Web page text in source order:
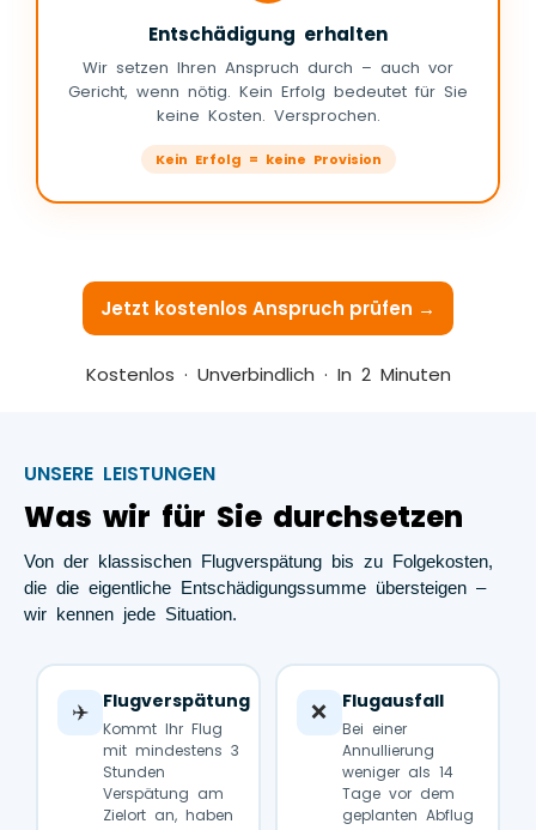
Entschädigung erhalten
Wir setzen Ihren Anspruch durch – auch vor
Gericht, wenn nötig. Kein Erfolg bedeutet für Sie
keine Kosten. Versprochen.
Kein Erfolg = keine Provision
Jetzt kostenlos Anspruch prüfen →
Kostenlos · Unverbindlich · In 2 Minuten
UNSERE LEISTUNGEN
Was wir für Sie durchsetzen
Von der klassischen Flugverspätung bis zu Folgekosten,
die die eigentliche Entschädigungssumme übersteigen –
wir kennen jede Situation.
✈️ Flugverspätung
Kommt Ihr Flug
mit mindestens 3
Stunden
Verspätung am
Zielort an, haben
❌ Flugausfall
Bei einer
Annullierung
weniger als 14
Tage vor dem
geplanten Abflug